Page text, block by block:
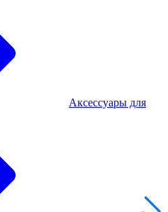
Аксессуары для